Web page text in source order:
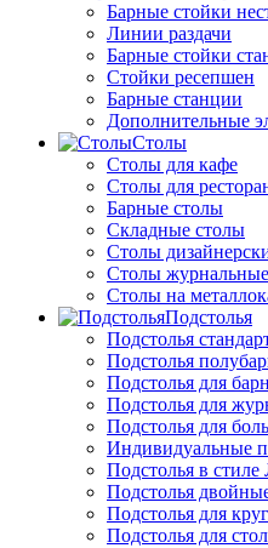
Барные стойки
Линии раздачи
Барные стойки
Стойки ресепшен
Барные станции
Дополнительные
Столы
Столы для кафе
Столы для
Барные столы
Складные столы
Столы
Столы журнальные
Столы на
Подстолья
Подстолья
Подстолья
Подстолья для
Подстолья для
Подстолья для
Индивидуальные
Подстолья в стиле
Подстолья
Подстолья для
Подстолья для